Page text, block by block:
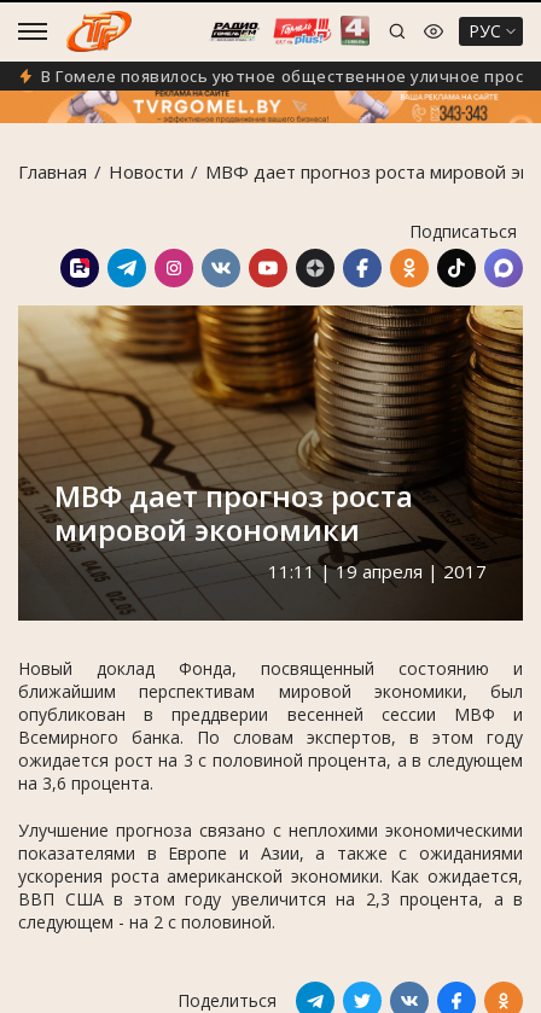
РУС
В Гомеле появилось уютное общественное уличное
Главная Новости МВФ дает прогноз роста мировой
Подписаться
МВФ дает прогноз роста
мировой экономики
11:11 | 19 апреля | 2017
Новый доклад Фонда, посвященный состоянию и
ближайшим перспективам мировой экономики, был
опубликован в преддверии весенней сессии МВФ и
Всемирного банка. По словам экспертов, в этом году
ожидается рост на 3 с половиной процента, а в следующем
на 3,6 процента.
Улучшение прогноза связано с неплохими экономическими
показателями в Европе и Азии, а также с ожиданиями
ускорения роста американской экономики. Как ожидается,
ВВП США в этом году увеличится на 2,3 процента, а в
следующем - на 2 с половиной.
Поделиться